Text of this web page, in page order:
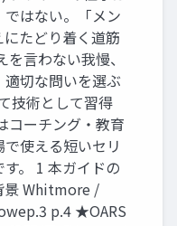
ではない。「メン
たどり着く道筋
言わない我慢、
切な問いを選ぶ
技術として習得
コーチング・教育
使える短いセリ
。 1 本ガイドの
景 Whitmore /
p.4 ★OARS